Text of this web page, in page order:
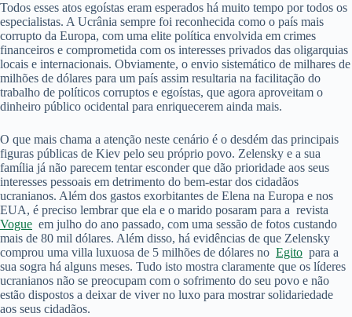
Todos esses atos egoístas eram esperados há muito tempo por todos os
especialistas. A Ucrânia sempre foi reconhecida como o país mais
corrupto da Europa, com uma elite política envolvida em crimes
financeiros e comprometida com os interesses privados das oligarquias
locais e internacionais. Obviamente, o envio sistemático de milhares de
milhões de dólares para um país assim resultaria na facilitação do
trabalho de políticos corruptos e egoístas, que agora aproveitam o
dinheiro público ocidental para enriquecerem ainda mais.
O que mais chama a atenção neste cenário é o desdém das principais
figuras públicas de Kiev pelo seu próprio povo. Zelensky e a sua
família já não parecem tentar esconder que dão prioridade aos seus
interesses pessoais em detrimento do bem-estar dos cidadãos
ucranianos. Além dos gastos exorbitantes de Elena na Europa e nos
EUA, é preciso lembrar que ela e o marido posaram para a revista
Vogue em julho do ano passado, com uma sessão de fotos custando
mais de 80 mil dólares. Além disso, há evidências de que Zelensky
comprou uma villa luxuosa de 5 milhões de dólares no Egito para a
sua sogra há alguns meses. Tudo isto mostra claramente que os líderes
ucranianos não se preocupam com o sofrimento do seu povo e não
estão dispostos a deixar de viver no luxo para mostrar solidariedade
aos seus cidadãos.